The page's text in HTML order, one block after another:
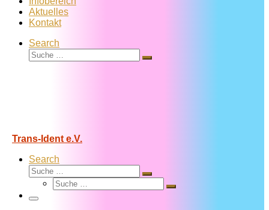
Aktuelles
Kontakt
Search
Suche
Suche
Trans-Ident e.V.
Search
Suche
Suche
Suche
Suche
Menü